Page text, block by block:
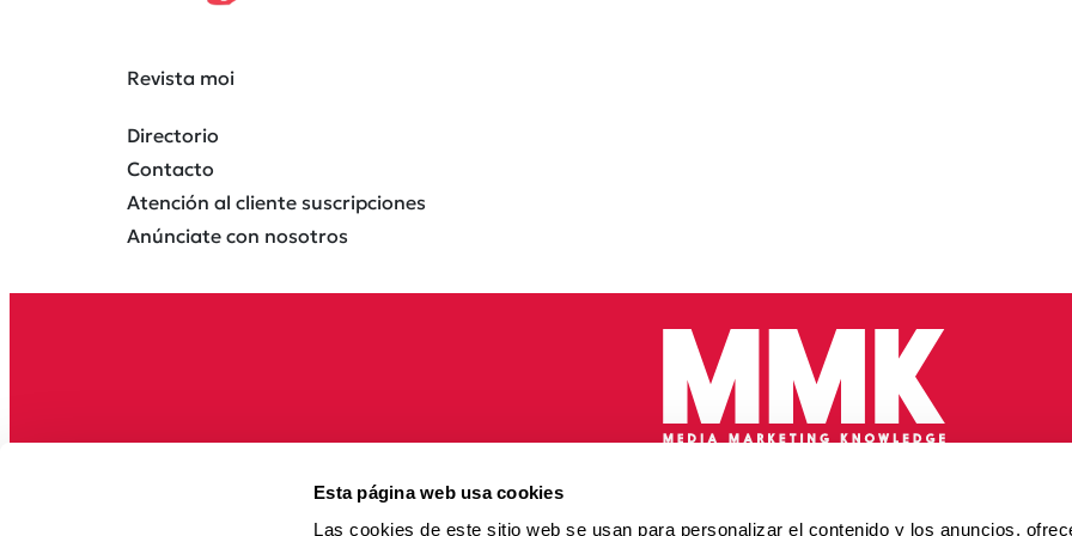
Esta página web usa cookies
Las cookies de este sitio web se usan para personalizar el contenido y los anuncios,
Revista moi
Directorio
Contacto
Atención al cliente suscripciones
Anúnciate con nosotros